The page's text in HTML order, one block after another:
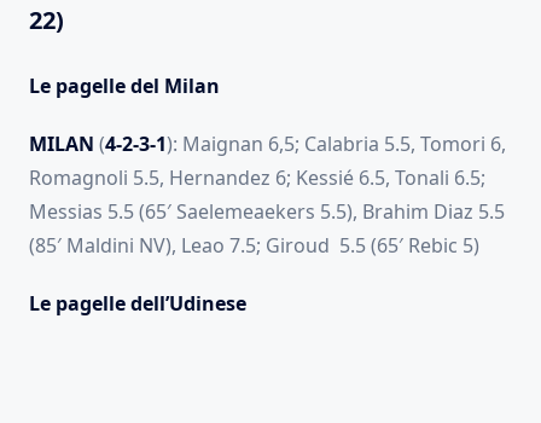
22)
Le pagelle del Milan
MILAN (4-2-3-1): Maignan 6,5; Calabria 5.5, Tomori 6,
Romagnoli 5.5, Hernandez 6; Kessié 6.5, Tonali 6.5;
Messias 5.5 (65′ Saelemeaekers 5.5), Brahim Diaz 5.5
(85′ Maldini NV), Leao 7.5; Giroud 5.5 (65′ Rebic 5)
Le pagelle dell’Udinese